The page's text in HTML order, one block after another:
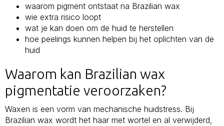
waarom pigment ontstaat na Brazilian wax
wie extra risico loopt
wat je kan doen om de huid te herstellen
hoe peelings kunnen helpen bij het oplichten van de
huid
Waarom kan Brazilian wax
pigmentatie veroorzaken?
Waxen is een vorm van mechanische huidstress. Bij
Brazilian wax wordt het haar met wortel en al verwijderd,